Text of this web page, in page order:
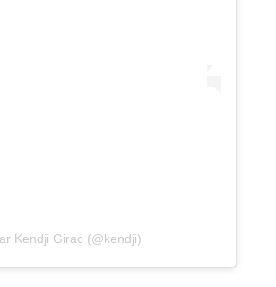
Kendji Girac (@kendji)